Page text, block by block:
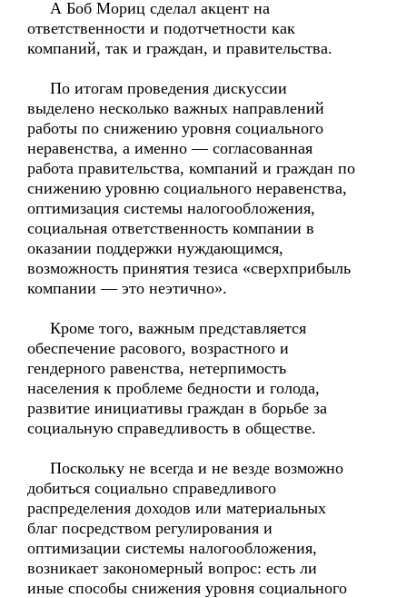
А Боб Мориц сделал акцент на
ответственности и подотчетности как
компаний, так и граждан, и правительства.
По итогам проведения дискуссии
выделено несколько важных направлений
работы по снижению уровня социального
неравенства, а именно — согласованная
работа правительства, компаний и граждан по
снижению уровню социального неравенства,
оптимизация системы налогообложения,
социальная ответственность компании в
оказании поддержки нуждающимся,
возможность принятия тезиса «сверхприбыль
компании — это неэтично».
Кроме того, важным представляется
обеспечение расового, возрастного и
гендерного равенства, нетерпимость
населения к проблеме бедности и голода,
развитие инициативы граждан в борьбе за
социальную справедливость в обществе.
Поскольку не всегда и не везде возможно
добиться социально справедливого
распределения доходов или материальных
благ посредством регулирования и
оптимизации системы налогообложения,
возникает закономерный вопрос: есть ли
иные способы снижения уровня социального